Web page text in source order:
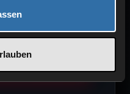
erfahren